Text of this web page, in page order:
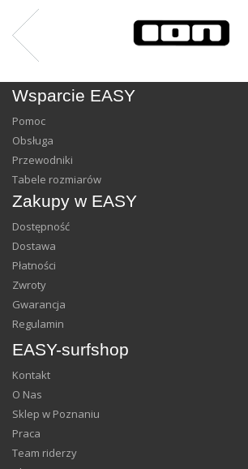
Wsparcie EASY
Pomoc
Obsługa
Przewodniki
Tabele rozmiarów
Zakupy w EASY
Dostępność
Dostawa
Płatności
Zwroty
Gwarancja
Regulamin
EASY-surfshop
Kontakt
O Nas
Sklep w Poznaniu
Praca
Team riderzy